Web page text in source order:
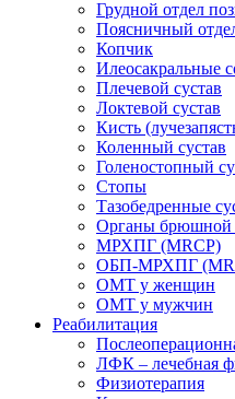
Грудной отдел
Поясничный
Копчик
Илеосакральные
Плечевой сустав
Локтевой сустав
Кисть
Коленный сустав
Голеностопный
Стопы
Тазобедренные
Органы брюшной
МРХПГ (MRCP)
ОБП-МРХПГ
ОМТ у женщин
ОМТ у мужчин
Реабилитация
ЛФК – лечебная
Физиотерапия